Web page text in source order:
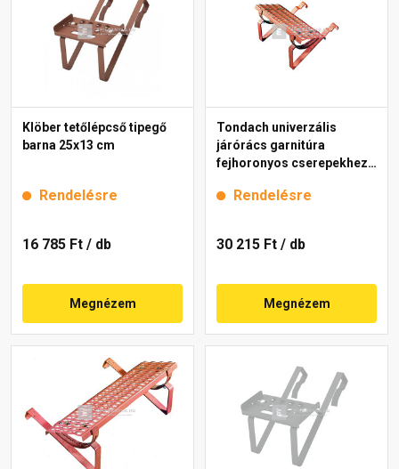
Klöber tetőlépcső tipegő
barna 25x13 cm
Rendelésre
16 785 Ft / db
Megnézem
Tondach univerzális
járórács garnitúra
fejhoronyos cserepekhez
Rendelésre
30 215 Ft / db
Megnézem